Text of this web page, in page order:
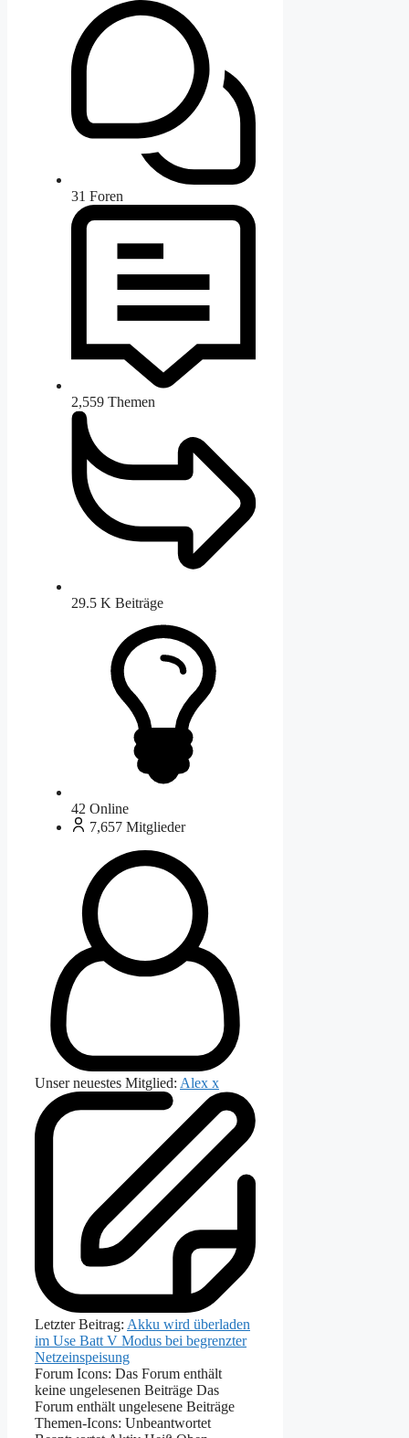
31 Foren
2,559 Themen
29.5 K Beiträge
42 Online
7,657 Mitglieder
Unser neuestes Mitglied: Alex x
Letzter Beitrag: Akku wird überladen
im Use Batt V Modus bei begrenzter
Netzeinspeisung
Forum Icons: Das Forum enthält
keine ungelesenen Beiträge Das
Forum enthält ungelesene Beiträge
Themen-Icons: Unbeantwortet